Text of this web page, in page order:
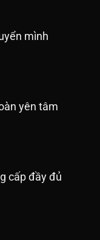
mình
yên tâm
cấp đầy đủ